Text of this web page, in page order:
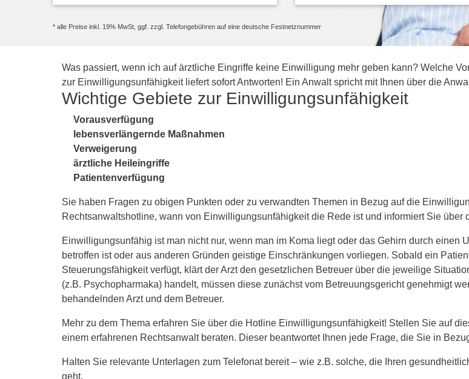
* alle Preise inkl. 19% MwSt, ggf. zzgl. Telefongebühren auf eine deutsche Festnetznummer
Was passiert, wenn ich auf ärztliche Eingriffe keine Einwilligung mehr geben kann? Welche
zur Einwilligungsunfähigkeit liefert sofort Antworten! Ein Anwalt spricht mit Ihnen über die
Wichtige Gebiete zur Einwilligungsunfähigkeit
Vorausverfügung
lebensverlängernde Maßnahmen
Verweigerung
ärztliche Heileingriffe
Patientenverfügung
Sie haben Fragen zu obigen Punkten oder zu verwandten Themen in Bezug auf die
Rechtsanwaltshotline, wann von Einwilligungsunfähigkeit die Rede ist und informiert Sie über
Einwilligungsunfähig ist man nicht nur, wenn man im Koma liegt oder das Gehirn durch einen
betroffen ist oder aus anderen Gründen geistige Einschränkungen vorliegen. Sobald ein
Steuerungsfähigkeit verfügt, klärt der Arzt den gesetzlichen Betreuer über die jeweilige
(z.B. Psychopharmaka) handelt, müssen diese zunächst vom Betreuungsgericht genehmigt
behandelnden Arzt und dem Betreuer.
Mehr zu dem Thema erfahren Sie über die Hotline Einwilligungsunfähigkeit! Stellen Sie auf
einem erfahrenen Rechtsanwalt beraten. Dieser beantwortet Ihnen jede Frage, die Sie in
Halten Sie relevante Unterlagen zum Telefonat bereit – wie z.B. solche, die Ihren
geht.